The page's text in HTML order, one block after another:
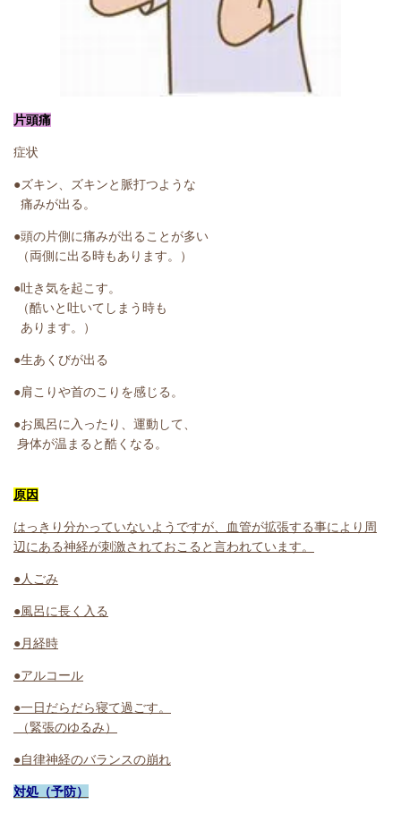
片頭痛
症状
●ズキン、ズキンと脈打つような
痛みが出る。
●頭の片側に痛みが出ることが多い
（両側に出る時もあります。）
●吐き気を起こす。
（酷いと吐いてしまう時も
あります。）
●生あくびが出る
●肩こりや首のこりを感じる。
●お風呂に入ったり、運動して、
身体が温まると酷くなる。
原因
はっきり分かっていないようですが、血管が拡張する事により周
辺にある神経が刺激されておこると言われています。
●人ごみ
●風呂に長く入る
●月経時
●アルコール
●一日だらだら寝て過ごす。
（緊張のゆるみ）
●自律神経のバランスの崩れ
対処（予防）